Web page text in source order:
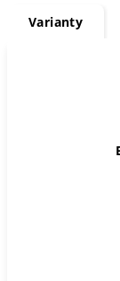
Varianty